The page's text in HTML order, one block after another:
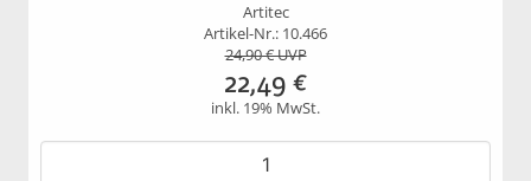
Artitec
Artikel-Nr.: 10.466
24,90€ UVP
22,49 €
inkl. 19% MwSt.